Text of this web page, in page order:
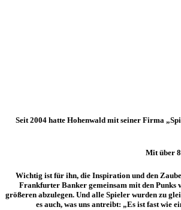
Seit 2004 hatte Hohenwald mit seiner Firma
Mit über
Wichtig ist für ihn, die Inspiration und den
Frankfurter Banker gemeinsam mit den Punks
größeren abzulegen. Und alle Spieler wurden zu
es auch, was uns antreibt: „Es ist fast wie